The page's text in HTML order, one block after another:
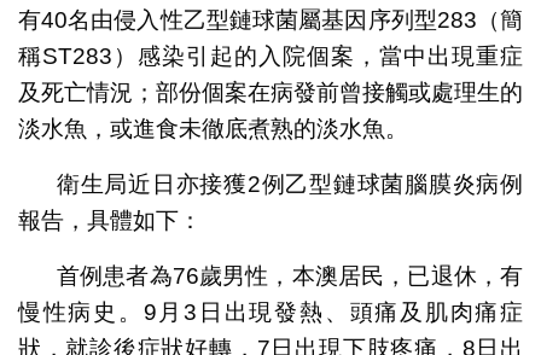
有40名由侵入性乙型鏈球菌屬基因序列型283（簡
稱ST283）感染引起的入院個案，當中出現重症
及死亡情況；部份個案在病發前曾接觸或處理生的
淡水魚，或進食未徹底煮熟的淡水魚。
衛生局近日亦接獲2例乙型鏈球菌腦膜炎病例
報告，具體如下：
首例患者為76歲男性，本澳居民，已退休，有
慢性病史。9月3日出現發熱、頭痛及肌肉痛症
狀，就診後症狀好轉，7日出現下肢疼痛，8日出